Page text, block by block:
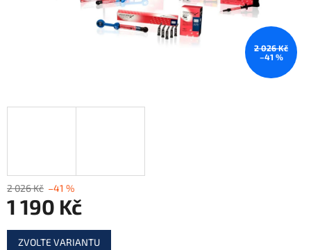
2 026 Kč
–41 %
2 026 Kč –41 %
1 190 Kč
Měrná
cena:
ZVOLTE VARIANTU